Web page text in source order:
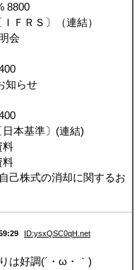
8800
ＦＲＳ〕（連結）
会
知らせ
本基準〕(連結)
料
料
己株式の消却に関するお
ID:ysxQSC0qH.net
は好調(´・ω・｀)